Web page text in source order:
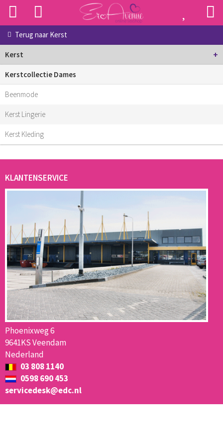
Terug naar Kerst
Kerst +
Kerstcollectie Dames
Beenmode
Kerst Lingerie
Kerst Kleding
KLANTENSERVICE
Phoenixweg 6
9641KS Veendam
Nederland
03 808 1140
0598 690 453
servicedesk@edc.nl